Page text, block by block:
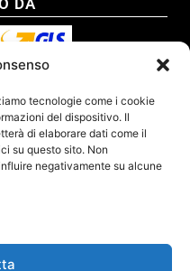
tecnologie come i cookie
del dispositivo. Il
di elaborare dati come il
su questo sito. Non
negativamente su alcune